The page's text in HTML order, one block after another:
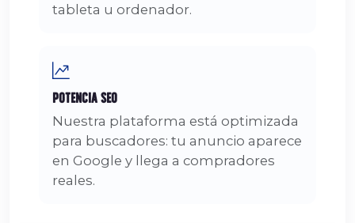
tableta u ordenador.
Potencia SEO
Nuestra plataforma está optimizada
para buscadores: tu anuncio aparece
en Google y llega a compradores
reales.